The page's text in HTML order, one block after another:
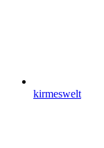
kirmeswelt